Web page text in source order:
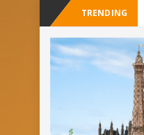
TRENDING